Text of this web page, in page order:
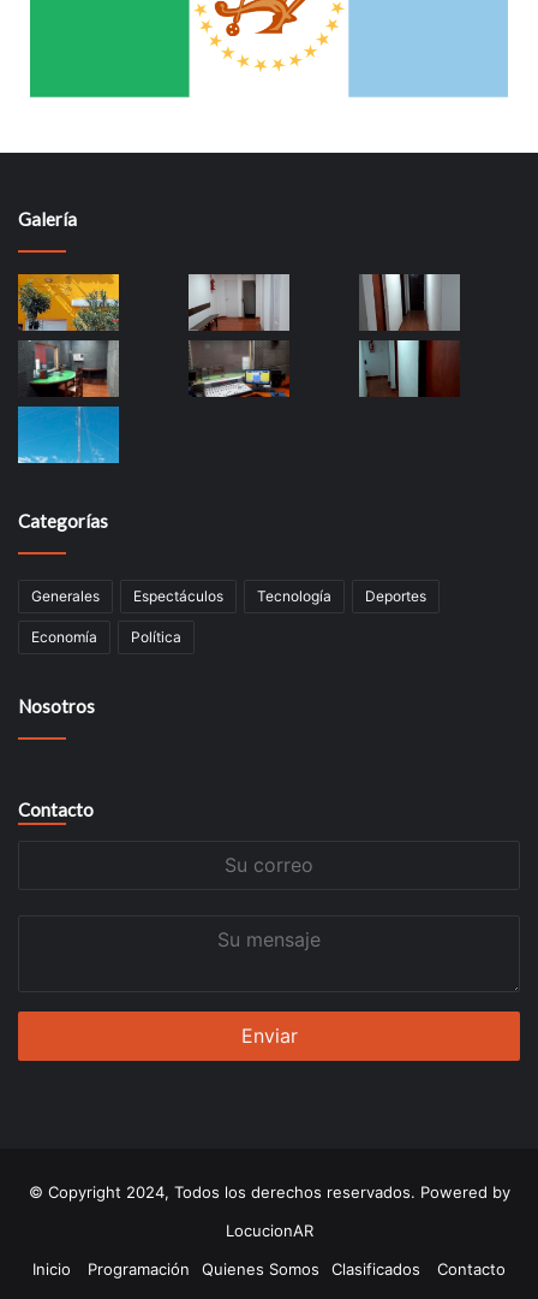
Galería
Categorías
Generales Espectáculos Tecnología Deportes
Economía Política
Nosotros
Contacto
© Copyright 2024, Todos los derechos reservados. Powered by
LocucionAR
Inicio
Programación Quienes Somos Clasificados Contacto